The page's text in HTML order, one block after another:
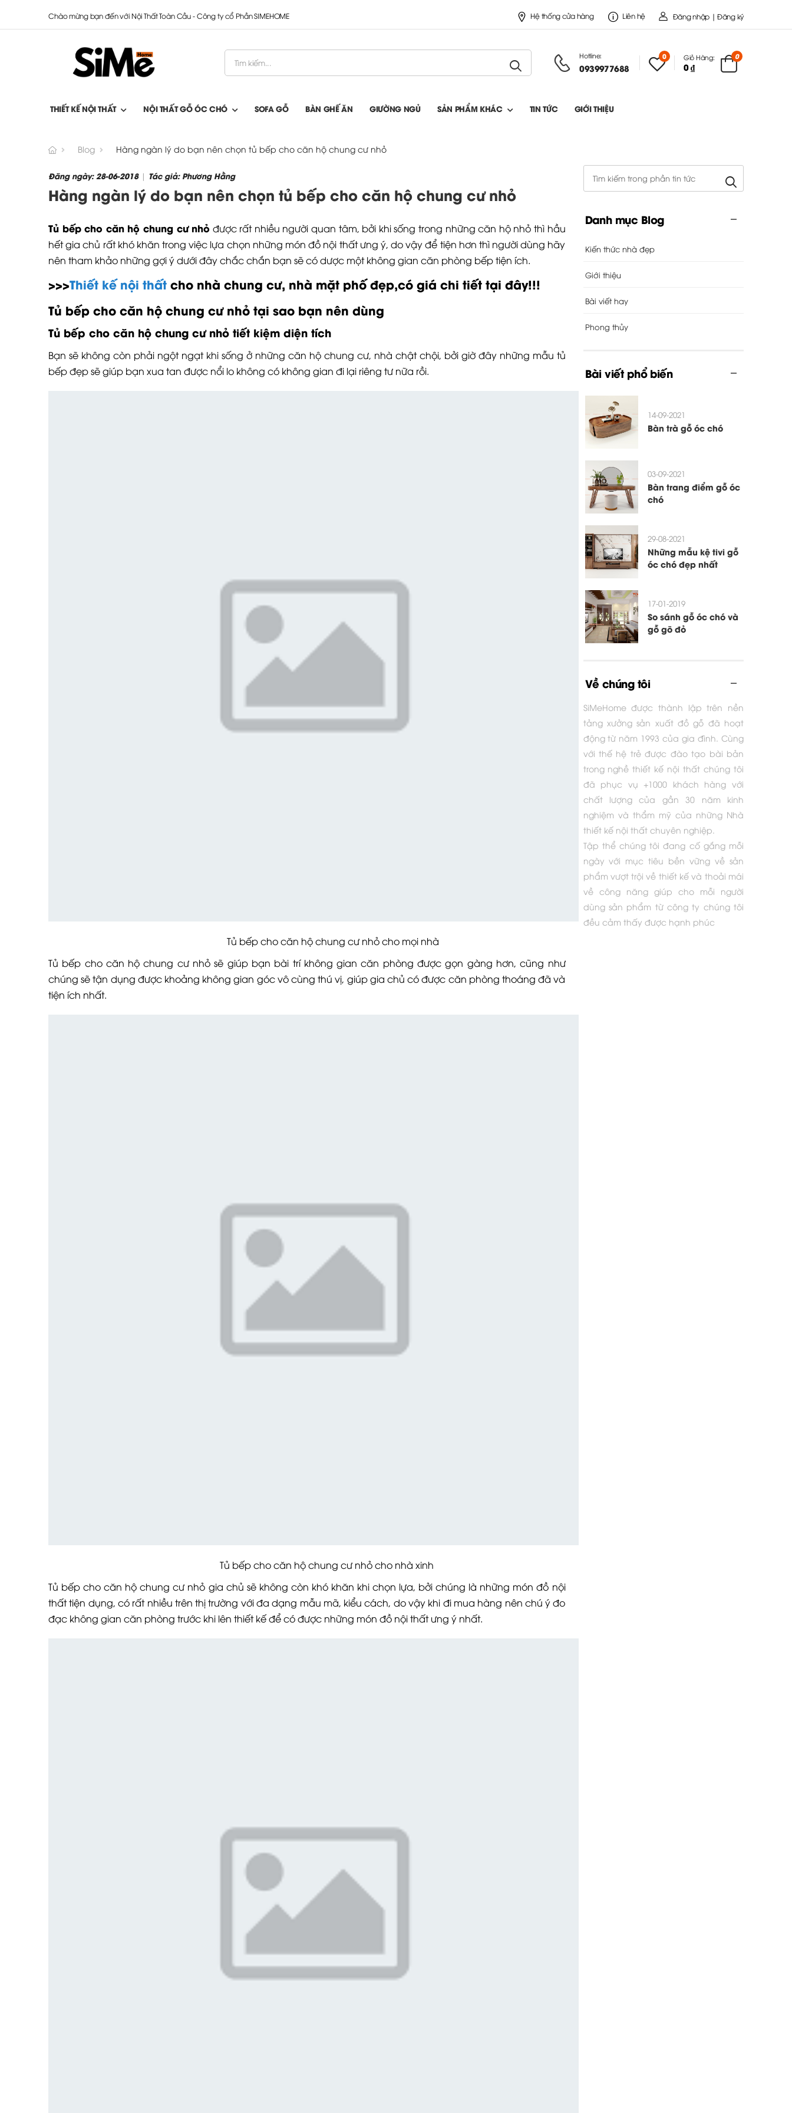
Chào mừng bạn đến với Nội Thất Toàn Cầu - Công ty cổ Phần SIMEHOME Hệ thống cửa hàng Liên hệ Đăng nhập | Đăng ký
Hotline:
0939977688
0 Giỏ Hàng:
0 ₫
0
THIẾT KẾ NỘI THẤT NỘI THẤT GỖ ÓC CHÓ SOFA GỖ BÀN GHẾ ĂN GIƯỜNG NGỦ SẢN PHẨM KHÁC TIN TỨC GIỚI THIỆU
Blog Hàng ngàn lý do bạn nên chọn tủ bếp cho căn hộ chung cư nhỏ
Đăng ngày: 28-06-2018| Tác giả: Phương Hằng
Hàng ngàn lý do bạn nên chọn tủ bếp cho căn hộ chung cư nhỏ
Tủ bếp cho căn hộ chung cư nhỏ được rất nhiều người quan tâm, bởi khi sống trong những căn hộ nhỏ thì hầu
hết gia chủ rất khó khăn trong việc lựa chọn những món đồ nội thất ưng ý, do vậy để tiện hơn thì người dùng hãy
nên tham khảo những gợi ý dưới đây chắc chắn bạn sẽ có dược một không gian căn phòng bếp tiện ích.
>>>Thiết kế nội thất cho nhà chung cư, nhà mặt phố đẹp,có giá chi tiết tại đây!!!
Tủ bếp cho căn hộ chung cư nhỏ tại sao bạn nên dùng
Tủ bếp cho căn hộ chung cư nhỏ tiết kiệm diện tích
Bạn sẽ không còn phải ngột ngạt khi sống ở những căn hộ chung cư, nhà chật chội, bởi giờ đây những mẫu tủ
bếp đẹp sẽ giúp bạn xua tan được nổi lo không có không gian đi lại riêng tư nữa rồi.
Tủ bếp cho căn hộ chung cư nhỏ cho mọi nhà
Tủ bếp cho căn hộ chung cư nhỏ sẽ giúp bạn bài trí không gian căn phòng được gọn gàng hơn, cũng như
chúng sẽ tận dụng được khoảng không gian góc vô cùng thú vị, giúp gia chủ có được căn phòng thoáng đã và
tiện ích nhất.
Tủ bếp cho căn hộ chung cư nhỏ cho nhà xinh
Tủ bếp cho căn hộ chung cư nhỏ gia chủ sẽ không còn khó khăn khi chọn lựa, bởi chúng là những món đồ nội
thất tiện dụng, có rất nhiều trên thị trường với đa dạng mẫu mã, kiểu cách, do vậy khi đi mua hàng nên chú ý đo
đạc không gian căn phòng trước khi lên thiết kế để có được những món đồ nội thất ưng ý nhất.
Danh mục Blog
Kiến thức nhà đẹp
Giới thiệu
Bài viết hay
Phong thủy
Bài viết phổ biến
14-09-2021
Bàn trà gỗ óc chó
03-09-2021
Bàn trang điểm gỗ óc
chó
29-08-2021
Những mẫu kệ tivi gỗ
óc chó đẹp nhất
17-01-2019
So sánh gỗ óc chó và
gỗ gõ đỏ
Về chúng tôi
SiMeHome được thành lập trên nền
tảng xưởng sản xuất đồ gỗ đã hoạt
động từ năm 1993 của gia đình. Cùng
với thế hệ trẻ được đào tạo bài bản
trong nghề thiết kế nội thất chúng tôi
đã phục vụ +1000 khách hàng với
chất lượng của gần 30 năm kinh
nghiệm và thẩm mỹ của những Nhà
thiết kế nội thất chuyên nghiệp.
Tập thể chúng tôi đang cố gắng mỗi
ngày với mục tiêu bền vững về sản
phẩm vượt trội về thiết kế và thoải mái
về công năng giúp cho mỗi người
dùng sản phẩm từ công ty chúng tôi
đều cảm thấy được hạnh phúc